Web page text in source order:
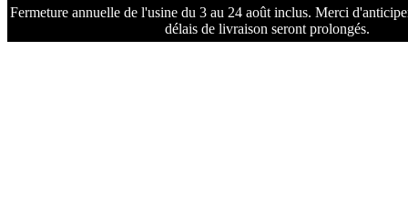
Fermeture annuelle de l'usine du 3 au 24 août inclus. Merci
délais de livraison seront prolongés.